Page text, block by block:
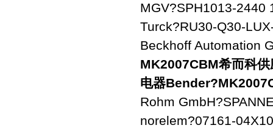
MGV?SPH1013-2440
Turck?RU30-Q30-
Beckhoff Automation
MK2007CBM希而科
电器
Rohm
norelem?07161-04X10